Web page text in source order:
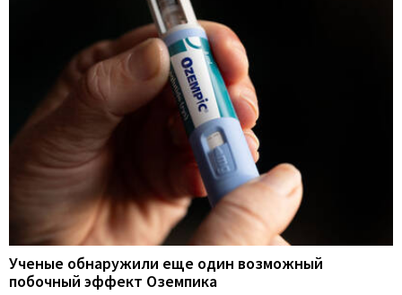
Ученые обнаружили еще один возможный
побочный эффект Оземпика